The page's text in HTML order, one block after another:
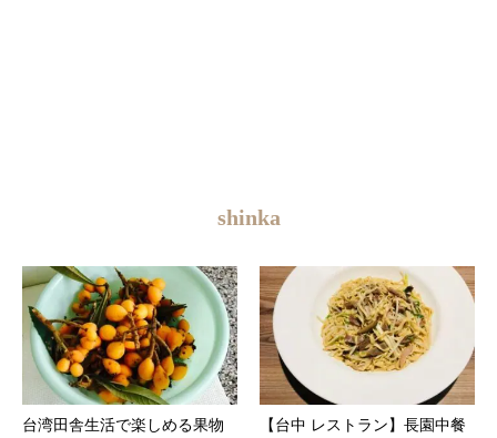
shinka
台湾田舎生活で楽しめる果物
【台中 レストラン】長園中餐